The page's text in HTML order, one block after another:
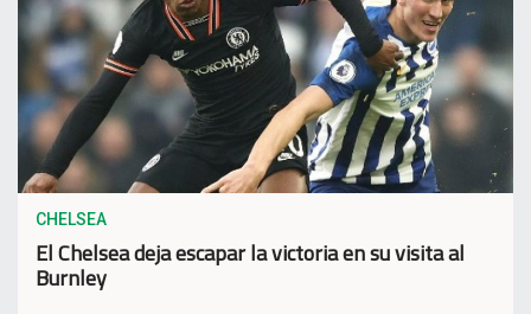
CHELSEA
El Chelsea deja escapar la victoria en su visita al
Burnley